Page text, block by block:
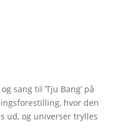
sang til ’Tju Bang’ på
hvor den
ud, og universer trylles